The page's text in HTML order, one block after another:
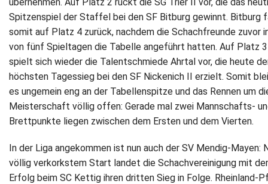
Datenschutz
Spitzenspiel der Staffel bei den SF Bitburg gewinnt. Bitburg
somit auf Platz 4 zurück, nachdem die Schachfreunde zuvor
von fünf Spieltagen die Tabelle angeführt hatten. Auf Platz 3
spielt sich wieder die Talentschmiede Ahrtal vor, die heute
höchsten Tagessieg bei den SF Nickenich II erzielt. Somit
es ungemein eng an der Tabellenspitze und das Rennen um
Meisterschaft völlig offen: Gerade mal zwei Mannschafts-
Brettpunkte liegen zwischen dem Ersten und dem Vierten.
In der Liga angekommen ist nun auch der SV Mendig-Mayen:
völlig verkorkstem Start landet die Schachvereinigung mit
Erfolg beim SC Kettig ihren dritten Sieg in Folge. Rheinland-